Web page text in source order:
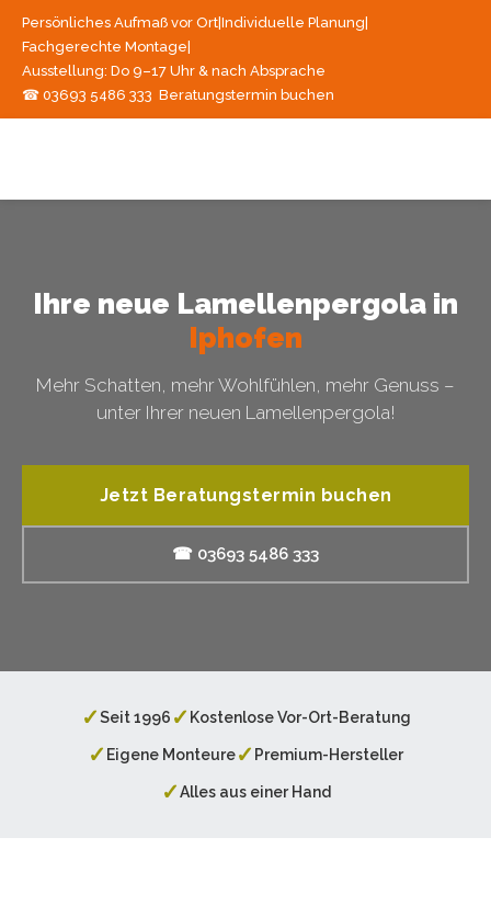
Persönliches Aufmaß vor Ort Individuelle Planung
Fachgerechte Montage
Ausstellung: Do 9–17 Uhr & nach Absprache
☎ 03693 5486 333 Beratungstermin buchen
Ihre neue Lamellenpergola in
Iphofen
Mehr Schatten, mehr Wohlfühlen, mehr Genuss –
unter Ihrer neuen Lamellenpergola!
Jetzt Beratungstermin buchen
☎ 03693 5486 333
✓Seit 1996 ✓ Kostenlose Vor-Ort-Beratung
✓ Eigene Monteure✓ Premium-Hersteller
✓Alles aus einer Hand